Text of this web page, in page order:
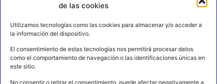
de las cookies
Utilizamos tecnologías como las cookies para almacenar y/o acceder a
la información del dispositivo.
El consentimiento de estas tecnologías nos permitirá procesar datos
como el comportamiento de navegación o las identificaciones únicas en
este sitio.
No consentir o retirar el consentimiento, puede afectar negativamente a